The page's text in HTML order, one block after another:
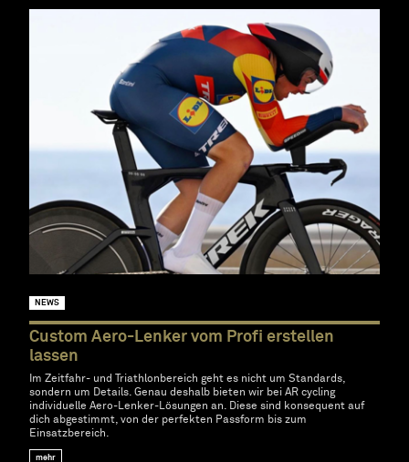
NEWS
Custom Aero-Lenker vom Profi erstellen
lassen
Im Zeitfahr- und Triathlonbereich geht es nicht um Standards,
sondern um Details. Genau deshalb bieten wir bei AR cycling
individuelle Aero-Lenker-Lösungen an. Diese sind konsequent auf
dich abgestimmt, von der perfekten Passform bis zum
Einsatzbereich.
mehr